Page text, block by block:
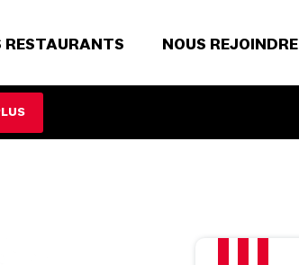
RESTAURANTS NOUS REJOINDRE